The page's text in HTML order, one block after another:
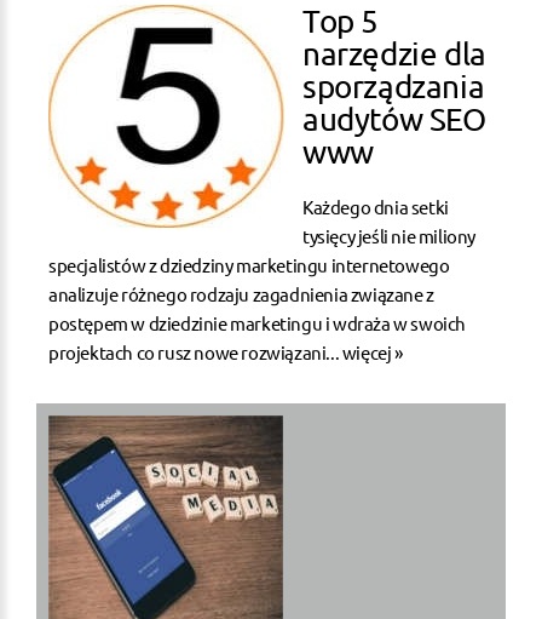
Top 5
narzędzie dla
sporządzania
audytów SEO
www
Każdego dnia setki
tysięcy jeśli nie miliony
specjalistów z dziedziny marketingu internetowego
analizuje różnego rodzaju zagadnienia związane z
postępem w dziedzinie marketingu i wdraża w swoich
projektach co rusz nowe rozwiązani... więcej »